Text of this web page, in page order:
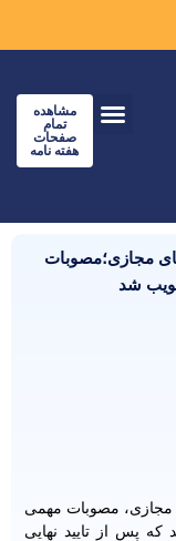
مشاهده
تمام
صفحات
هفته نامه
مجازی؛مصوبات
شد
مجازی، مصوبات مهمی
پس از تایید نهایی